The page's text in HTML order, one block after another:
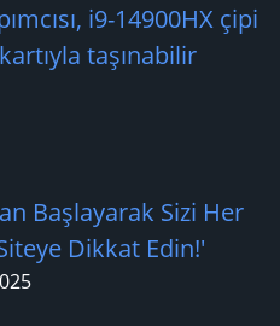
i9-14900HX çipi
taşınabilir
Başlayarak Sizi Her
Dikkat Edin!'